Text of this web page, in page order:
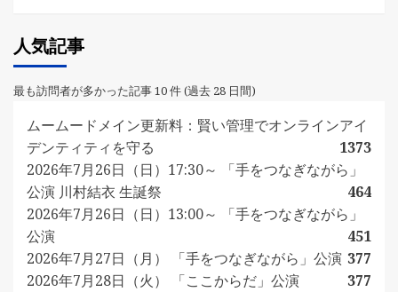
人気記事
最も訪問者が多かった記事 10 件 (過去 28 日間)
ムームードメイン更新料：賢い管理でオンラインアイ
デンティティを守る
1373
2026年7月26日（日）17:30～ 「手をつなぎながら」
公演 川村結衣 生誕祭
464
2026年7月26日（日）13:00～ 「手をつなぎながら」
公演
451
2026年7月27日（月） 「手をつなぎながら」公演 377
2026年7月28日（火） 「ここからだ」公演
377